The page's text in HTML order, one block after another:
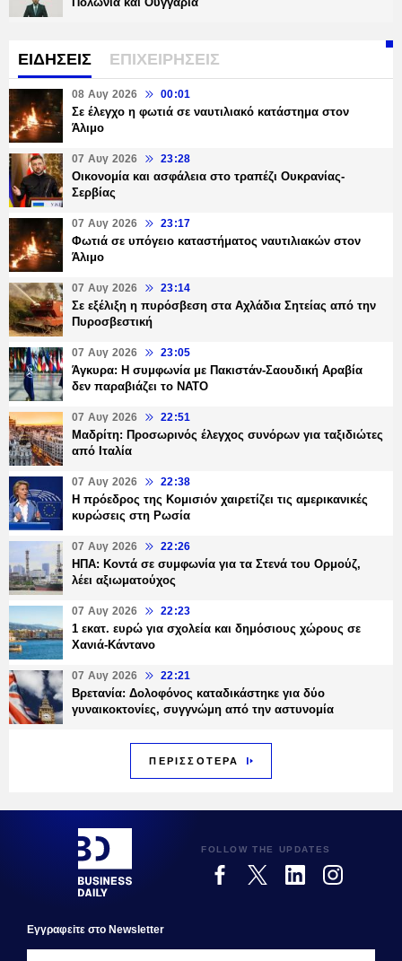
ΕΙΔΗΣΕΙΣ ΕΠΙΧΕΙΡΗΣΕΙΣ
08 Αυγ 2026 00:01
Σε έλεγχο η φωτιά σε ναυτιλιακό κατάστημα στον
Άλιμο
07 Αυγ 2026 23:28
Οικονομία και ασφάλεια στο τραπέζι Ουκρανίας-
Σερβίας
07 Αυγ 2026 23:17
Φωτιά σε υπόγειο καταστήματος ναυτιλιακών στον
Άλιμο
07 Αυγ 2026 23:14
Σε εξέλιξη η πυρόσβεση στα Αχλάδια Σητείας από την
Πυροσβεστική
07 Αυγ 2026 23:05
Άγκυρα: Η συμφωνία με Πακιστάν-Σαουδική Αραβία
δεν παραβιάζει το ΝΑΤΟ
07 Αυγ 2026 22:51
Μαδρίτη: Προσωρινός έλεγχος συνόρων για ταξιδιώτες
από Ιταλία
07 Αυγ 2026 22:38
Η πρόεδρος της Κομισιόν χαιρετίζει τις αμερικανικές
κυρώσεις στη Ρωσία
07 Αυγ 2026 22:26
ΗΠΑ: Κοντά σε συμφωνία για τα Στενά του Ορμούζ,
λέει αξιωματούχος
07 Αυγ 2026 22:23
1 εκατ. ευρώ για σχολεία και δημόσιους χώρους σε
Χανιά-Κάντανο
07 Αυγ 2026 22:21
Βρετανία: Δολοφόνος καταδικάστηκε για δύο
γυναικοκτονίες, συγγνώμη από την αστυνομία
ΠΕΡΙΣΣΟΤΕΡΑ
FOLLOW THE UPDATES
Εγγραφεiτε στο Newsletter